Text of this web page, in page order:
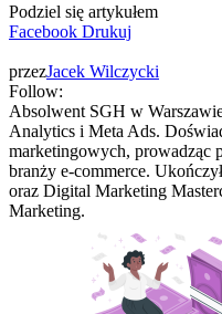
Podziel się artykułem
Facebook Drukuj
przezJacek Wilczycki
Follow:
Absolwent SGH w
Analytics i Meta Ads.
marketingowych, prowadząc
branży e-commerce.
oraz Digital Marketing
Marketing.